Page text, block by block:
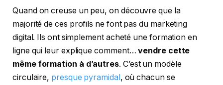
Quand on creuse un peu, on découvre que la
majorité de ces profils ne font pas du marketing
digital. Ils ont simplement acheté une formation en
ligne qui leur explique comment…vendre cette
même formation à d’autres. C’est un modèle
circulaire, presque pyramidal, où chacun se